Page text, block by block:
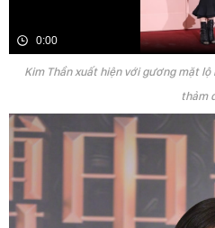
0:00
Kim Thần xuất hiện với gương mặt
thảm